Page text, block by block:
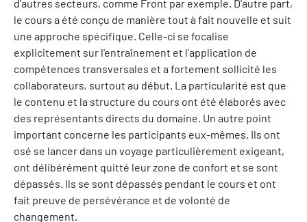
d'autres secteurs, comme Front par exemple. D'autre part,
le cours a été conçu de manière tout à fait nouvelle et suit
une approche spécifique. Celle-ci se focalise
explicitement sur l'entraînement et l'application de
compétences transversales et a fortement sollicité les
collaborateurs, surtout au début. La particularité est que
le contenu et la structure du cours ont été élaborés avec
des représentants directs du domaine. Un autre point
important concerne les participants eux-mêmes. Ils ont
osé se lancer dans un voyage particulièrement exigeant,
ont délibérément quitté leur zone de confort et se sont
dépassés. Ils se sont dépassés pendant le cours et ont
fait preuve de persévérance et de volonté de
changement.